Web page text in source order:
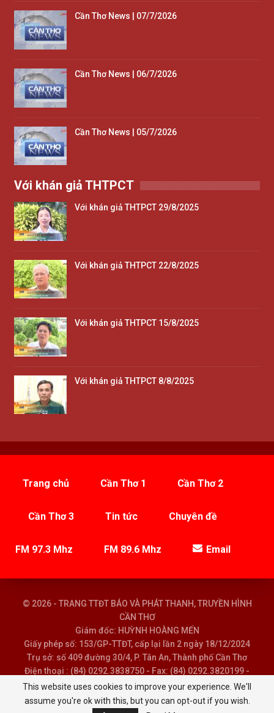
Cần Thơ News | 07/7/2026
Cần Thơ News | 06/7/2026
Cần Thơ News | 05/7/2026
Với khán giả THTPCT
Với khán giả THTPCT 29/8/2025
Với khán giả THTPCT 22/8/2025
Với khán giả THTPCT 15/8/2025
Với khán giả THTPCT 8/8/2025
Trang chủ Cần Thơ 1 Cần Thơ 2
Cần Thơ 3 Tin tức Chuyên đề
FM 97.3 Mhz FM 89.6 Mhz Email
© 2026 - TRANG TTĐT BÁO VÀ PHÁT THANH, TRUYỀN HÌNH
CẦN THƠ
Giám đốc: HUỲNH HOÀNG MẾN
Giấy phép số: 153/GP-TTĐT, cấp lại lần 2 ngày 18/12/2024
Trụ sở: số 409 đường 30/4, P. Tân An, Thành phố Cần Thơ
Điện thoại : (84) 0292.3838750 - Fax: (84) 0292.3820199 -
Email : baoptth@cantho.gov.vn
This website uses cookies to improve your experience. We'll
assume you're ok with this, but you can opt-out if you wish.